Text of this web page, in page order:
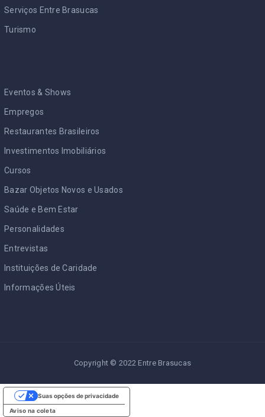
Serviços Entre Brasucas
Turismo
Eventos & Shows
Empregos
Restaurantes Brasileiros
Investimentos Imobiliários
Cursos
Bazar Objetos Novos e Usados
Saúde e Bem Estar
Personalidades
Entrevistas
Instituições de Caridade
Informações Úteis
Copyright © 2022 Entre Brasucas
Aviso na coleta
Suas opções de privacidade